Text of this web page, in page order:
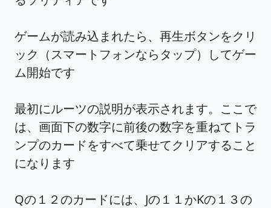
ゲームが読み込まれたら、再生ボタンをクリ
ック（スマートフォンならタップ）してゲー
ム開始です
最初にルーツの説明が表示されます。ここで
は、画面下の数字に前後の数字を重ねてトラ
ンプのカードをすべて乗せてクリアすること
になります
Qの１２のカードには、Jの１１かKの１３の